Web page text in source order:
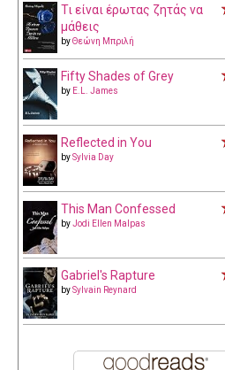
Τι είναι έρωτας ζητάς να
μάθεις
byΘεώνη Μπριλή
Fifty Shades of Grey
by E.L. James
Reflected in You
bySylvia Day
This Man Confessed
byJodi Ellen Malpas
Gabriel's Rapture
bySylvain Reynard